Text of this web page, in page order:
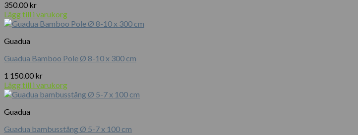
350.00 kr
Lägg till i varukorg
Guadua
Guadua Bamboo Pole Ø 8-10 x 300 cm
1 150.00 kr
Lägg till i varukorg
Guadua
Guadua bambusstång Ø 5-7 x 100 cm